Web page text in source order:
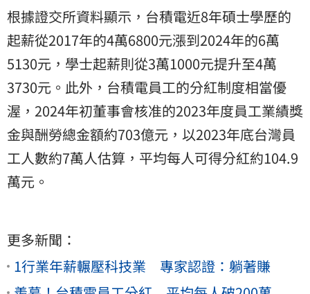
根據證交所資料顯示，台積電近8年碩士學歷的
起薪從2017年的4萬6800元漲到2024年的6萬
5130元，學士起薪則從3萬1000元提升至4萬
3730元。此外，台積電員工的分紅制度相當優
渥，2024年初董事會核准的2023年度員工業績獎
金與酬勞總金額約703億元，以2023年底台灣員
工人數約7萬人估算，平均每人可得分紅約104.9
萬元。
更多新聞：
1行業年薪輾壓科技業 專家認證：躺著賺